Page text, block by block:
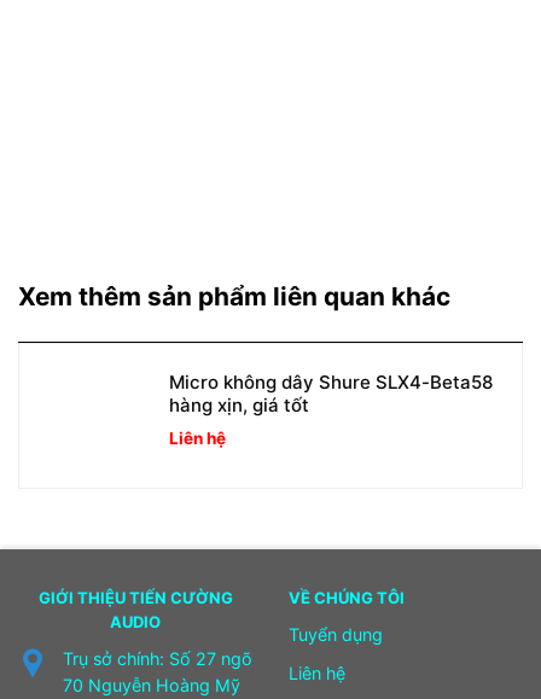
Xem thêm sản phẩm liên quan khác
Micro không dây Shure SLX4-Beta58
hàng xịn, giá tốt
Liên hệ
GIỚI THIỆU TIẾN CƯỜNG
AUDIO
Trụ sở chính: Số 27 ngõ
70 Nguyễn Hoàng Mỹ
VỀ CHÚNG TÔI
Tuyển dụng
Liên hệ